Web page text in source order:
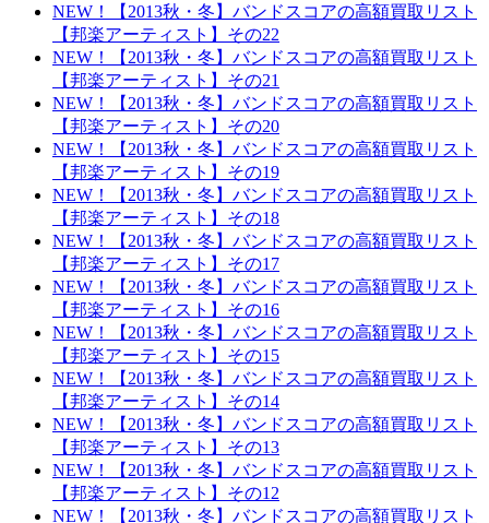
NEW！【2013秋・冬】バンドスコアの高額買取リスト
【邦楽アーティスト】その22
NEW！【2013秋・冬】バンドスコアの高額買取リスト
【邦楽アーティスト】その21
NEW！【2013秋・冬】バンドスコアの高額買取リスト
【邦楽アーティスト】その20
NEW！【2013秋・冬】バンドスコアの高額買取リスト
【邦楽アーティスト】その19
NEW！【2013秋・冬】バンドスコアの高額買取リスト
【邦楽アーティスト】その18
NEW！【2013秋・冬】バンドスコアの高額買取リスト
【邦楽アーティスト】その17
NEW！【2013秋・冬】バンドスコアの高額買取リスト
【邦楽アーティスト】その16
NEW！【2013秋・冬】バンドスコアの高額買取リスト
【邦楽アーティスト】その15
NEW！【2013秋・冬】バンドスコアの高額買取リスト
【邦楽アーティスト】その14
NEW！【2013秋・冬】バンドスコアの高額買取リスト
【邦楽アーティスト】その13
NEW！【2013秋・冬】バンドスコアの高額買取リスト
【邦楽アーティスト】その12
NEW！【2013秋・冬】バンドスコアの高額買取リスト